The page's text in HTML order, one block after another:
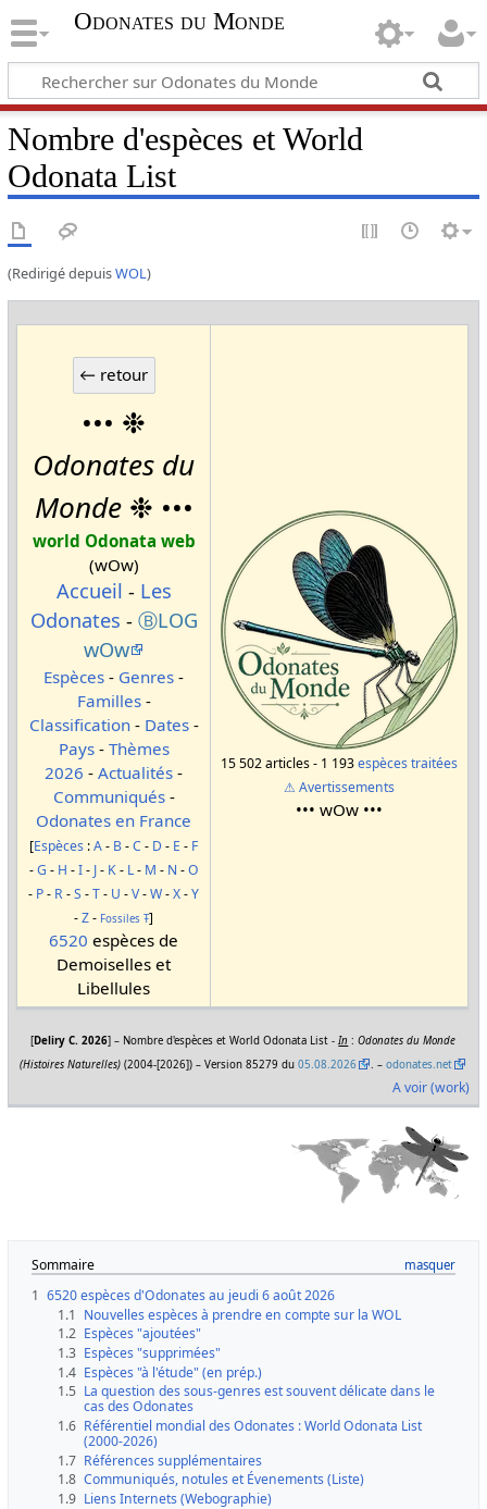
Odonates du Monde
Nombre d'espèces et World
Odonata List
(Redirigé depuisWOL)
••• ❉
Odonates du
Monde❉ •••
world Odonata web
(wOw)
Accueil - Les
Odonates - ⒷLOG
wOw
Espèces - Genres -
Familles-
Classification- Dates-
Pays- Thèmes
2026 -Actualités -
Communiqués-
Odonates en France
[Espèces :A- B-C- D - E - F
-G - H -I- J- K- L- M - N -O
- P- R-S -T- U -V-W-X-Y
-Z- Fossiles Ŧ]
6520 espèces de
Demoiselles et
Libellules
15 502 articles - 1 193espèces traitées
⚠ Avertissements
••• wOw •••
[Deliry C. 2026] – Nombre d'espèces et World Odonata List -In :Odonates du Monde
(Histoires Naturelles) (2004-[2026]) – Version 85279 du05.08.2026 . –odonates.net
A voir (work)
Sommaire
1 6520 espèces d'Odonates au jeudi 6 août 2026
1.1 Nouvelles espèces à prendre en compte sur la WOL
1.2 Espèces "ajoutées"
1.3 Espèces "supprimées"
1.4 Espèces "à l'étude" (en prép.)
1.5 La question des sous-genres est souvent délicate dans le
cas des Odonates
1.6 Référentiel mondial des Odonates : World Odonata List
(2000-2026)
1.7 Références supplémentaires
1.8 Communiqués, notules et Évenements (Liste)
1.9 Liens Internets (Webographie)